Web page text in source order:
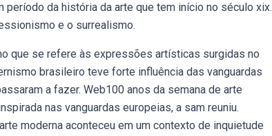
da história da arte que tem início no século xix.
e o surrealismo.
que se refere às expressões artísticas surgidas no
brasileiro teve forte influência das vanguardas
a fazer. Web100 anos da semana de arte
nas vanguardas europeias, a sam reuniu.
moderna aconteceu em um contexto de inquietude